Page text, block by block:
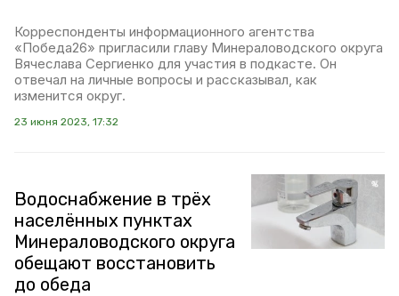
Корреспонденты информационного агентства
«Победа26» пригласили главу Минераловодского округа
Вячеслава Сергиенко для участия в подкасте. Он
отвечал на личные вопросы и рассказывал, как
изменится округ.
23 июня 2023, 17:32
Водоснабжение в трёх
населённых пунктах
Минераловодского округа
обещают восстановить
до обеда